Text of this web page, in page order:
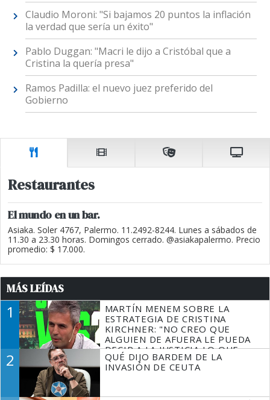
Claudio Moroni: "Si bajamos 20 puntos la inflación
la verdad que sería un éxito"
Pablo Duggan: "Macri le dijo a Cristóbal que a
Cristina la quería presa"
Ramos Padilla: el nuevo juez preferido del
Gobierno
Restaurantes
El mundo en un bar.
Asiaka. Soler 4767, Palermo. 11.2492-8244. Lunes a sábados de
11.30 a 23.30 horas. Domingos cerrado. @asiakapalermo. Precio
promedio: $ 17.000.
MÁS LEÍDAS
1
MARTÍN MENEM SOBRE LA
ESTRATEGIA DE CRISTINA
KIRCHNER: "NO CREO QUE
ALGUIEN DE AFUERA LE PUEDA
DECIR A LA JUSTICIA LO QUE
TIENE QUE HACER"
2
QUÉ DIJO BARDEM DE LA
INVASIÓN DE CEUTA